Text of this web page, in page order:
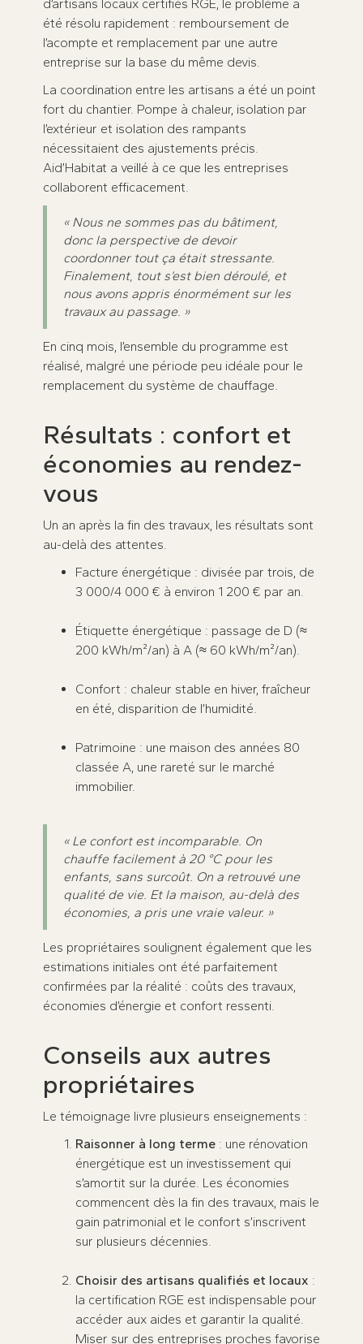
d’artisans locaux certifiés RGE, le problème a
été résolu rapidement : remboursement de
l’acompte et remplacement par une autre
entreprise sur la base du même devis.
La coordination entre les artisans a été un point
fort du chantier. Pompe à chaleur, isolation par
l’extérieur et isolation des rampants
nécessitaient des ajustements précis.
Aid’Habitat a veillé à ce que les entreprises
collaborent efficacement.
« Nous ne sommes pas du bâtiment,
donc la perspective de devoir
coordonner tout ça était stressante.
Finalement, tout s’est bien déroulé, et
nous avons appris énormément sur les
travaux au passage. »
En cinq mois, l’ensemble du programme est
réalisé, malgré une période peu idéale pour le
remplacement du système de chauffage.
Résultats : confort et
économies au rendez-
vous
Un an après la fin des travaux, les résultats sont
au-delà des attentes.
Facture énergétique : divisée par trois, de
3 000/4 000 € à environ 1 200 € par an.
Étiquette énergétique : passage de D (≈
200 kWh/m²/an) à A (≈ 60 kWh/m²/an).
Confort : chaleur stable en hiver, fraîcheur
en été, disparition de l’humidité.
Patrimoine : une maison des années 80
classée A, une rareté sur le marché
immobilier.
« Le confort est incomparable. On
chauffe facilement à 20 °C pour les
enfants, sans surcoût. On a retrouvé une
qualité de vie. Et la maison, au-delà des
économies, a pris une vraie valeur. »
Les propriétaires soulignent également que les
estimations initiales ont été parfaitement
confirmées par la réalité : coûts des travaux,
économies d’énergie et confort ressenti.
Conseils aux autres
propriétaires
Le témoignage livre plusieurs enseignements :
Raisonner à long terme: une rénovation
énergétique est un investissement qui
s’amortit sur la durée. Les économies
commencent dès la fin des travaux, mais le
gain patrimonial et le confort s’inscrivent
sur plusieurs décennies.
Choisir des artisans qualifiés et locaux :
la certification RGE est indispensable pour
accéder aux aides et garantir la qualité.
Miser sur des entreprises proches favorise